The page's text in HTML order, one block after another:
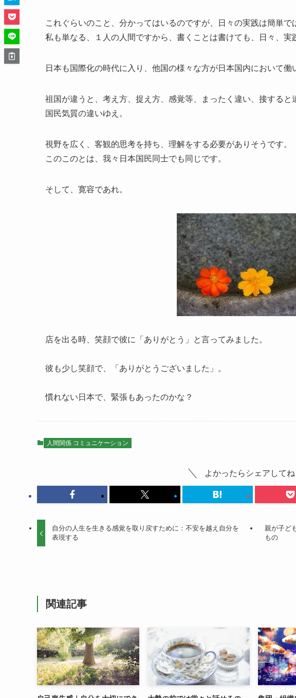
これぐらいのこと、分かってはいるのですが、日々の実践は簡単で
私も単なる、１人の人間ですから、書くことは書けても、日々、実
日本も国際化の時代に入り、他国の様々な方が日本国内において働
祖国が違うと、考え方、捉え方、感覚等、まったく違い、接すると
国民気質の違いゆえ。
視野を広く、客観的思考を持ち、理解をする必要がありそうです。
このこのとは、我々日本国民同士でも同じです。
そして、寛容であれ。
店を出る時、笑顔で彼に「ありがとう」と言ってみました。
彼も少し笑顔で、「ありがとうございました」。
慣れない日本で、緊張もあったのかな？
人間関係 コミュニケーション
よかったらシェアしてね
自分の人生を生きる感覚を取り戻すために：不安を越え自分を
表現する
親が子ど
もの
関連記事